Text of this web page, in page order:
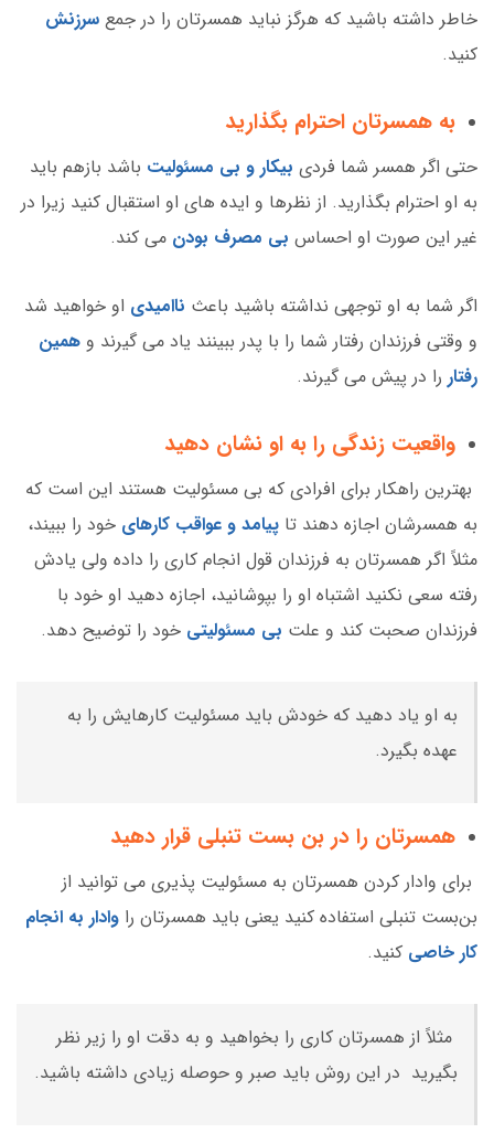
خاطر داشته باشید که هرگز نباید همسرتان را در جمع سرزنش
کنید.
به همسرتان احترام بگذارید
حتی اگر همسر شما فردی بیکار و بی مسئولیت باشد بازهم باید
به او احترام بگذارید. از نظرها و ایده های او استقبال کنید زیرا در
غیر این صورت او احساس بی مصرف بودن می کند.
اگر شما به او توجهی نداشته باشید باعث ناامیدی او خواهید شد
و وقتی فرزندان رفتار شما را با پدر ببینند یاد می گیرند و همین
رفتار را در پیش می گیرند.
واقعیت زندگی را به او نشان دهید
بهترین راهکار برای افرادی که بی مسئولیت هستند این است که
به همسرشان اجازه دهند تا پیامد و عواقب کارهای خود را ببیند،
مثلاً اگر همسرتان به فرزندان قول انجام کاری را داده ولی یادش
رفته سعی نکنید اشتباه او را بپوشانید، اجازه دهید او خود با
فرزندان صحبت کند و علت بی مسئولیتی خود را توضیح دهد.
به او یاد دهید که خودش باید مسئولیت کارهایش را به
عهده بگیرد.
همسرتان را در بن بست تنبلی قرار دهید
برای وادار کردن همسرتان به مسئولیت پذیری می توانید از
بن‌بست تنبلی استفاده کنید یعنی باید همسرتان را وادار به انجام
کار خاصی کنید.
مثلاً از همسرتان کاری را بخواهید و به دقت او را زیر نظر
بگیرید در این روش باید صبر و حوصله زیادی داشته باشید.